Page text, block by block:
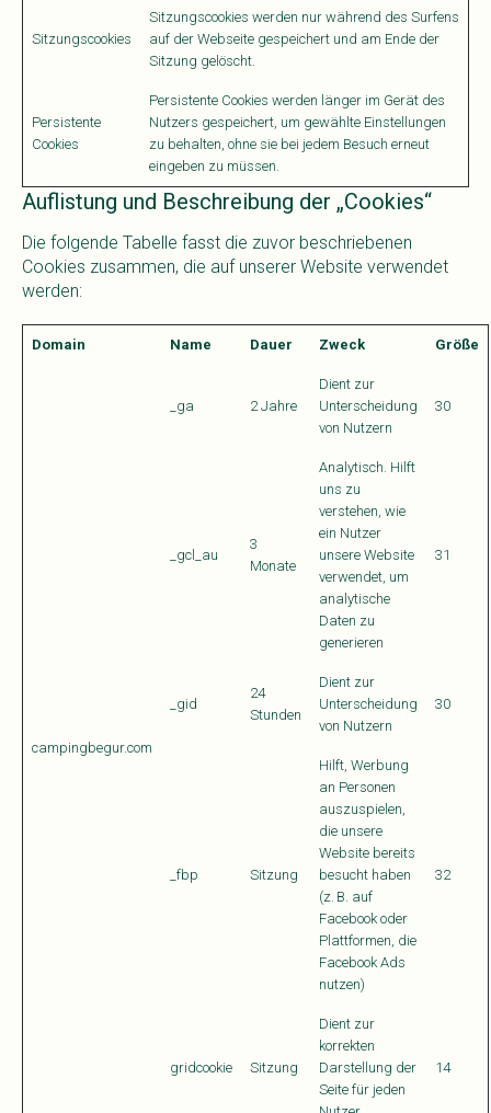
Sitzungscookies
Sitzungscookies werden nur während des Surfens
auf der Webseite gespeichert und am Ende der
Sitzung gelöscht.
Persistente
Cookies
Persistente Cookies werden länger im Gerät des
Nutzers gespeichert, um gewählte Einstellungen
zu behalten, ohne sie bei jedem Besuch erneut
eingeben zu müssen.
Auflistung und Beschreibung der „Cookies“
Die folgende Tabelle fasst die zuvor beschriebenen
Cookies zusammen, die auf unserer Website verwendet
werden:
Domain Name Dauer Zweck Größe
campingbegur.com
_ga 2 Jahre
Dient zur
Unterscheidung
von Nutzern
30
_gcl_au
3
Monate
Analytisch. Hilft
uns zu
verstehen, wie
ein Nutzer
unsere Website
verwendet, um
analytische
Daten zu
generieren
31
_gid
24
Stunden
Dient zur
Unterscheidung
von Nutzern
30
_fbp Sitzung
Hilft, Werbung
an Personen
auszuspielen,
die unsere
Website bereits
besucht haben
(z. B. auf
Facebook oder
Plattformen, die
Facebook Ads
nutzen)
32
gridcookie Sitzung
Dient zur
korrekten
Darstellung der
Seite für jeden
14